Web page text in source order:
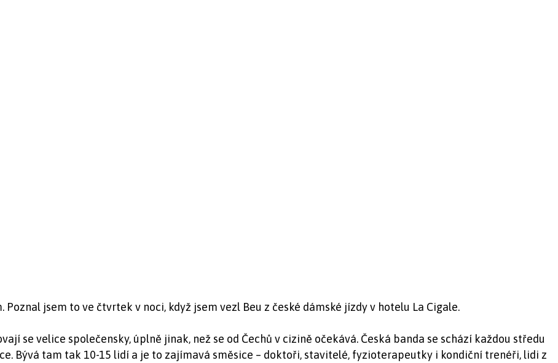
jsem to ve čtvrtek v noci, když jsem vezl Beu z české dámské jízdy v hotelu La Cigale.
se velice společensky, úplně jinak, než se od Čechů v cizině očekává. Česká banda se schází každou středu
Bývá tam tak 10-15 lidí a je to zajímavá směsice – doktoři, stavitelé, fyzioterapeutky i kondiční trenéři, lidi z